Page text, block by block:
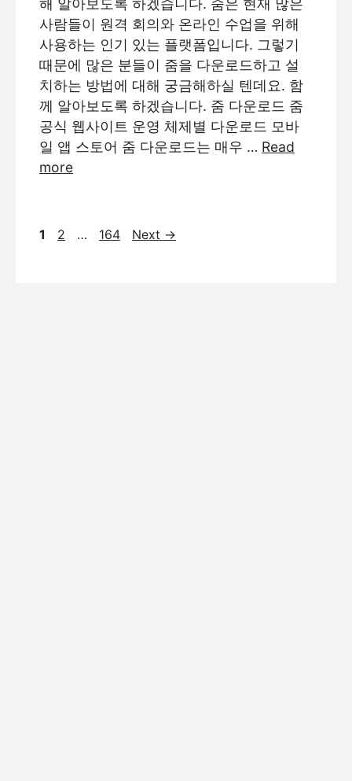
해 알아보도록 하겠습니다. 줌은 현재 많은
사람들이 원격 회의와 온라인 수업을 위해
사용하는 인기 있는 플랫폼입니다. 그렇기
때문에 많은 분들이 줌을 다운로드하고 설
치하는 방법에 대해 궁금해하실 텐데요. 함
께 알아보도록 하겠습니다. 줌 다운로드 줌
공식 웹사이트 운영 체제별 다운로드 모바
일 앱 스토어 줌 다운로드는 매우 … Read
more
Page
1 Page
2 … Page
164 Next →